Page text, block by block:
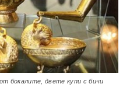
бокалите, двете купи с бичи